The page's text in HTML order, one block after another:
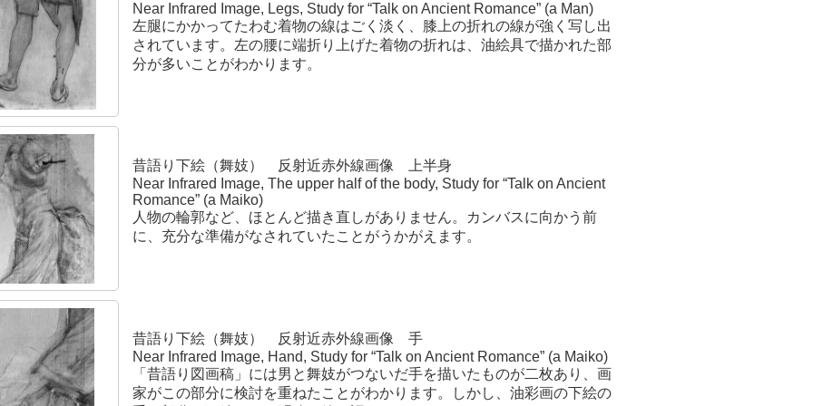
Near Infrared Image, Legs, Study for “Talk on Ancient Romance” (a Man)
左腿にかかってたわむ着物の線はごく淡く、膝上の折れの線が強く写し出
されています。左の腰に端折り上げた着物の折れは、油絵具で描かれた部
分が多いことがわかります。
昔語り下絵（舞妓） 反射近赤外線画像 上半身
Near Infrared Image, The upper half of the body, Study for “Talk on Ancient
Romance” (a Maiko)
人物の輪郭など、ほとんど描き直しがありません。カンバスに向かう前
に、充分な準備がなされていたことがうかがえます。
昔語り下絵（舞妓） 反射近赤外線画像 手
Near Infrared Image, Hand, Study for “Talk on Ancient Romance” (a Maiko)
「昔語り図画稿」には男と舞妓がつないだ手を描いたものが二枚あり、画
家がこの部分に検討を重ねたことがわかります。しかし、油彩画の下絵の